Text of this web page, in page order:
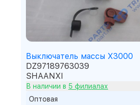
Выключатель массы X3000
DZ97189763039
SHAANXI
В наличии в 5 филиалах
Оптовая